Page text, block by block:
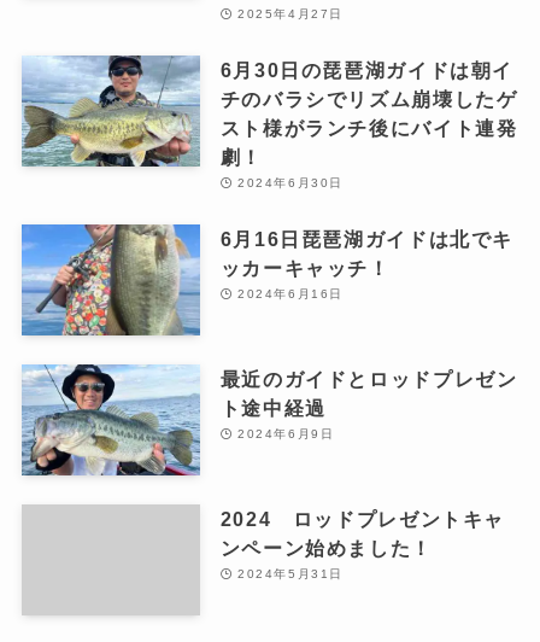
2025年4月27日
6月30日の琵琶湖ガイドは朝イ
チのバラシでリズム崩壊したゲ
スト様がランチ後にバイト連発
劇！
2024年6月30日
6月16日琵琶湖ガイドは北でキ
ッカーキャッチ！
2024年6月16日
最近のガイドとロッドプレゼン
ト途中経過
2024年6月9日
2024 ロッドプレゼントキャ
ンペーン始めました！
2024年5月31日